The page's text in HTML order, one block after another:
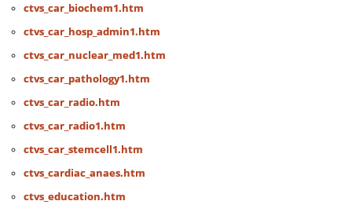
ctvs_car_biochem1.htm
ctvs_car_hosp_admin1.htm
ctvs_car_nuclear_med1.htm
ctvs_car_pathology1.htm
ctvs_car_radio.htm
ctvs_car_radio1.htm
ctvs_car_stemcell1.htm
ctvs_cardiac_anaes.htm
ctvs_education.htm